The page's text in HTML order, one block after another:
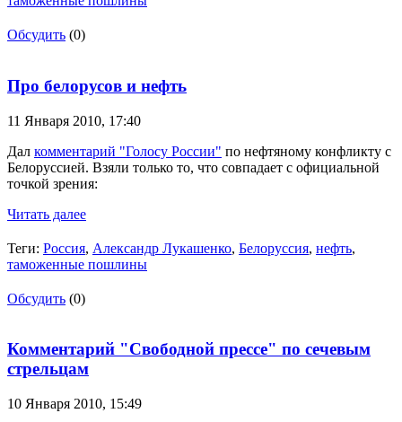
Обсудить (0)
Про белорусов и нефть
11 Января 2010, 17:40
Дал комментарий "Голосу России" по нефтяному конфликту с
Белоруссией. Взяли только то, что совпадает с официальной
точкой зрения:
Читать далее
Теги: Россия, Александр Лукашенко, Белоруссия, нефть,
таможенные пошлины
Обсудить (0)
Комментарий "Свободной прессе" по сечевым
стрельцам
10 Января 2010, 15:49